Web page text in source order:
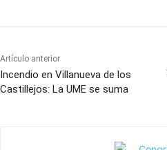
Artículo anterior
Incendio en Villanueva de los
Castillejos: La UME se suma